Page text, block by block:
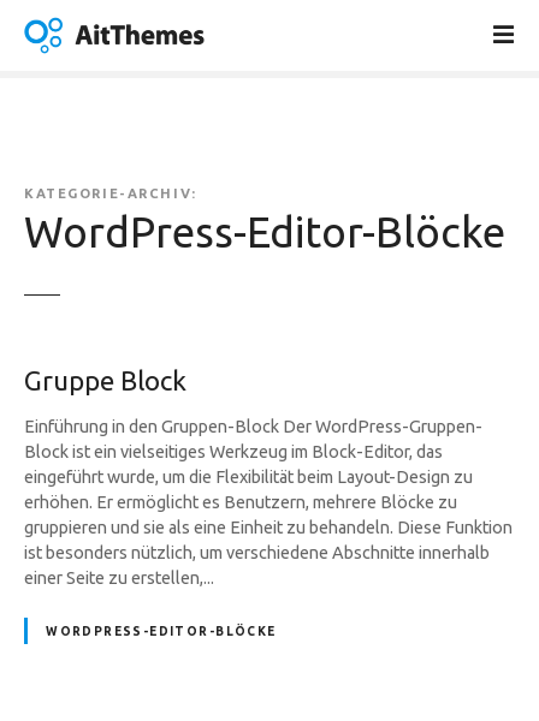
KATEGORIE-ARCHIV:
WordPress-Editor-Blöcke
Gruppe Block
Einführung in den Gruppen-Block Der WordPress-Gruppen-
Block ist ein vielseitiges Werkzeug im Block-Editor, das
eingeführt wurde, um die Flexibilität beim Layout-Design zu
erhöhen. Er ermöglicht es Benutzern, mehrere Blöcke zu
gruppieren und sie als eine Einheit zu behandeln. Diese Funktion
ist besonders nützlich, um verschiedene Abschnitte innerhalb
einer Seite zu erstellen,...
WORDPRESS-EDITOR-BLÖCKE